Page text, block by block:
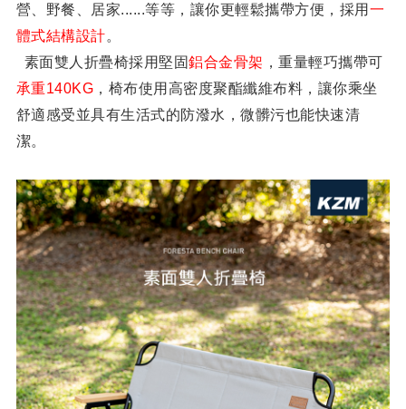
營、野餐、居家......等等，讓你更輕鬆攜帶方便，採用 一
體式結構設計。
素面雙人折疊椅採用堅固鋁合金骨架 ，重量輕巧攜帶可
承重140KG ，椅布使用高密度聚酯纖維布料，讓你乘坐
舒適感受並具有生活式的防潑水，微髒污也能快速清
潔。